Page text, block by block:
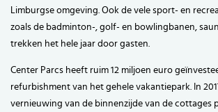
Limburgse omgeving. Ook de vele sport- en
zoals de badminton-, golf- en bowlingbanen,
trekken het hele jaar door gasten.
Center Parcs heeft ruim 12 miljoen euro
refurbishment van het gehele vakantiepark. In
vernieuwing van de binnenzijde van de cottages